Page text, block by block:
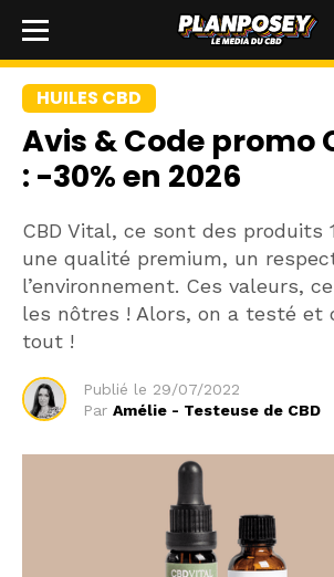
HUILES CBD
Avis & Code promo
: -30% en 2026
CBD Vital, ce sont des produits
une qualité premium, un
l’environnement. Ces valeurs,
les nôtres ! Alors, on a testé et
tout !
Publié le 29/07/2022
Par Amélie - Testeuse de CBD